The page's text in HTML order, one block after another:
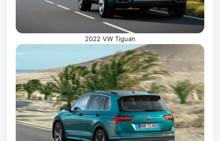
2022 VW Tiguan